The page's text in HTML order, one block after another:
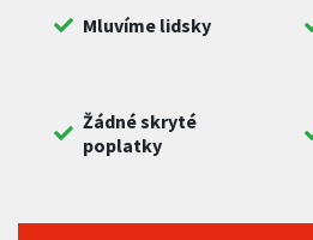
Mluvíme lidsky
Žádné skryté
poplatky